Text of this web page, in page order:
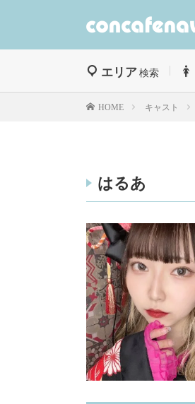
エリア検索
HOME キャスト
はるあ